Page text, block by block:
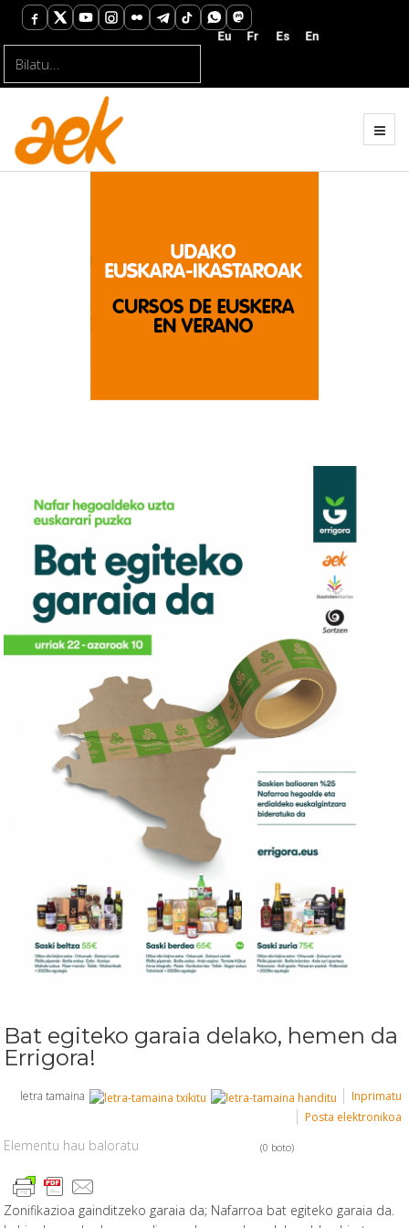
Bat egiteko garaia delako, hemen da
Errigora!
letra tamaina
Inprimatu
Posta elektronikoa
Elementu hau baloratu (0 boto)
Zonifikazioa gainditzeko garaia da; Nafarroa bat egiteko garaia da.